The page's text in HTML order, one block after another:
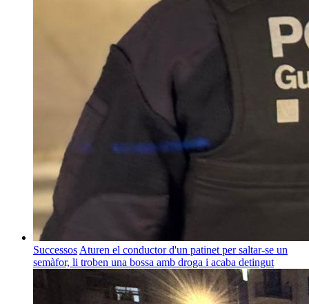
Successos Aturen el conductor d'un patinet per saltar-se un
semàfor, li troben una bossa amb droga i acaba detingut